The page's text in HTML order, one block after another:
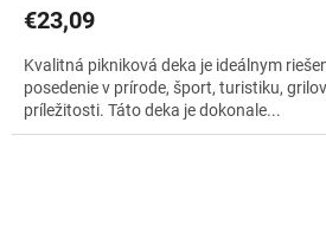
€23,09
Kvalitná pikniková deka je ideálnym
posedenie v prírode, šport, turistiku,
príležitosti. Táto deka je dokonale...